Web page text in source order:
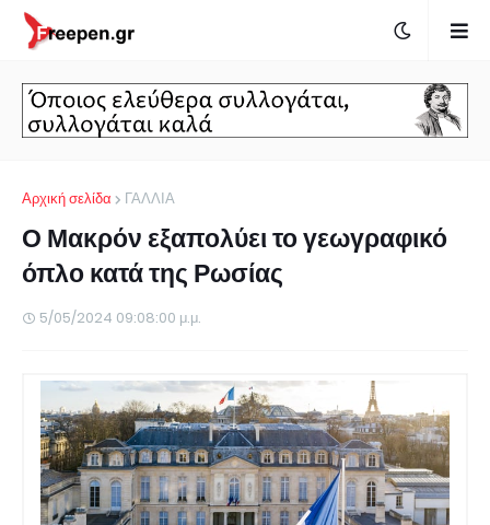
Αρχική σελίδα ΓΑΛΛΙΑ
Ο Μακρόν εξαπολύει το γεωγραφικό
όπλο κατά της Ρωσίας
5/05/2024 09:08:00 μ.μ.